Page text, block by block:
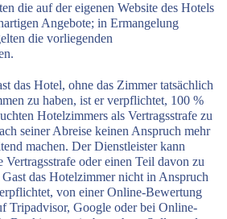
die auf der eigenen Website des Hotels
Angebote; in Ermangelung
die vorliegenden
das Hotel, ohne das Zimmer tatsächlich
zu haben, ist er verpflichtet, 100 %
Hotelzimmers als Vertragsstrafe zu
seiner Abreise keinen Anspruch mehr
machen. Der Dienstleister kann
Vertragsstrafe oder einen Teil davon zu
das Hotelzimmer nicht in Anspruch
von einer Online-Bewertung
Tripadvisor, Google oder bei Online-